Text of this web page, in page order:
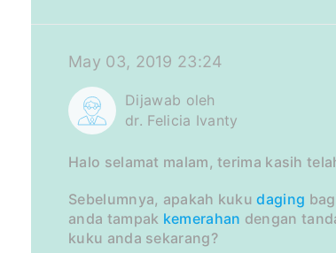
May 03, 2019 23:24
Dijawab oleh
dr. Felicia Ivanty
Halo selamat malam, terima kasih
Sebelumnya, apakah kukudaging
anda tampak kemerahan dengan
kuku anda sekarang?